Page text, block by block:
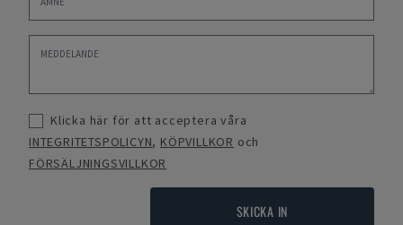
Klicka här för att acceptera våra
INTEGRITETSPOLICYN, KÖPVILLKOR och
FÖRSÄLJNINGSVILLKOR
SKICKA IN